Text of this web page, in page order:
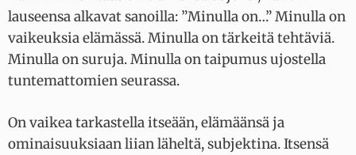
lauseensa alkavat sanoilla: ”Minulla on…” Minulla on
vaikeuksia elämässä. Minulla on tärkeitä tehtäviä.
Minulla on suruja. Minulla on taipumus ujostella
tuntemattomien seurassa.
On vaikea tarkastella itseään, elämäänsä ja
ominaisuuksiaan liian läheltä, subjektina. Itsensä